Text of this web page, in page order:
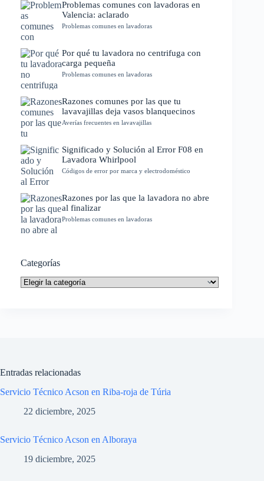
Problemas comunes con lavadoras en
Valencia: aclarado
Problemas comunes en lavadoras
Por qué tu lavadora no centrifuga con
carga pequeña
Problemas comunes en lavadoras
Razones comunes por las que tu
lavavajillas deja vasos blanquecinos
Averías frecuentes en lavavajillas
Significado y Solución al Error F08 en
Lavadora Whirlpool
Códigos de error por marca y electrodoméstico
Razones por las que la lavadora no abre
al finalizar
Problemas comunes en lavadoras
Categorías
Categorías
Entradas relacionadas
Servicio Técnico Acson en Riba-roja de Túria
22 diciembre, 2025
Servicio Técnico Acson en Alboraya
19 diciembre, 2025